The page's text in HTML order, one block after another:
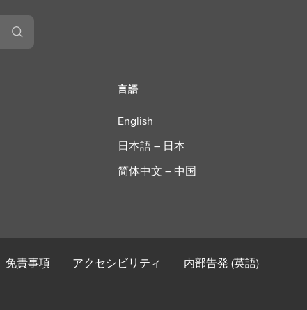
言語
English
日本語 – 日本
简体中文 – 中国
免責事項 アクセシビリティ 内部告発 (英語)